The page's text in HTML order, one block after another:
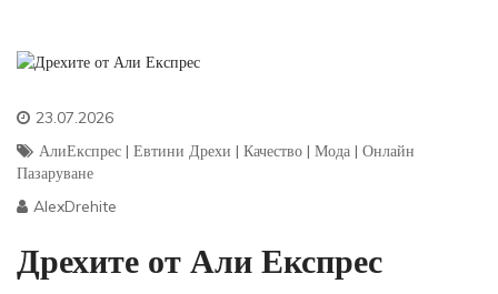
23.07.2026
АлиЕкспрес | Евтини Дрехи | Качество | Мода | Онлайн
Пазаруване
AlexDrehite
Дрехите от Али Експрес